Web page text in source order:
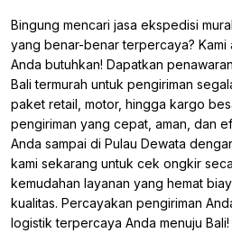
Bingung mencari jasa ekspedisi
yang benar-benar terpercaya? Kami
Anda butuhkan! Dapatkan
Bali termurah untuk pengiriman
paket retail, motor, hingga kargo
pengiriman yang cepat, aman, dan
Anda sampai di Pulau Dewata
kami sekarang untuk cek ongkir
kemudahan layanan yang hemat
kualitas. Percayakan pengiriman
logistik terpercaya Anda menuju